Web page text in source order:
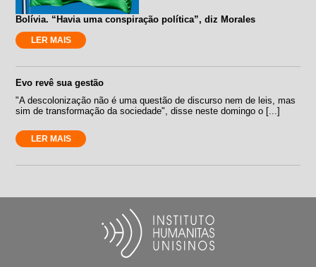
Bolívia. “Havia uma conspiração política”, diz Morales
LER MAIS
Evo revê sua gestão
"A descolonização não é uma questão de discurso nem de leis, mas
sim de transformação da sociedade", disse neste domingo o [...]
LER MAIS